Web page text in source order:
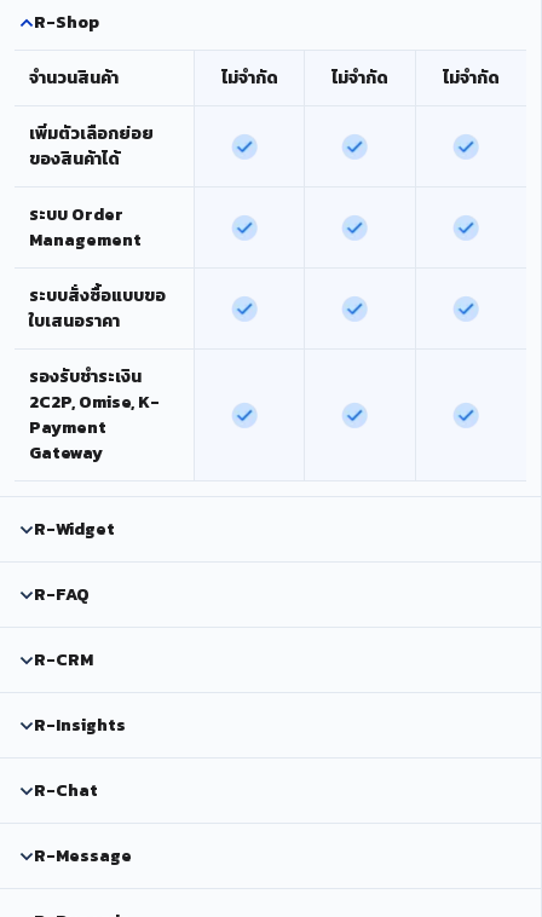
R-Shop
จำนวนสินค้า ไม่จำกัด ไม่จำกัด ไม่จำกัด
เพิ่มตัวเลือกย่อย
ของสินค้าได้
ระบบ Order
Management
ระบบสั่งซื้อแบบขอ
ใบเสนอราคา
รองรับชำระเงิน
2C2P, Omise, K-
Payment
Gateway
R-Widget
R-FAQ
R-CRM
R-Insights
R-Chat
R-Message